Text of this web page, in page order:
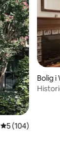
5 ud af 5 i
5 (104)
Bolig i